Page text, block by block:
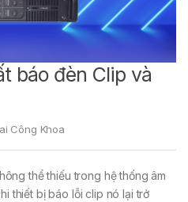
báo đèn Clip và
Công Khoa
thể thiếu trong hệ thống âm
thiết bị báo lỗi clip nó lại trở